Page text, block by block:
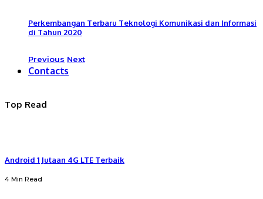
Perkembangan Terbaru Teknologi Komunikasi dan Informasi
di Tahun 2020
Previous Next
Contacts
Top Read
Android 1 Jutaan 4G LTE Terbaik
4 Min Read